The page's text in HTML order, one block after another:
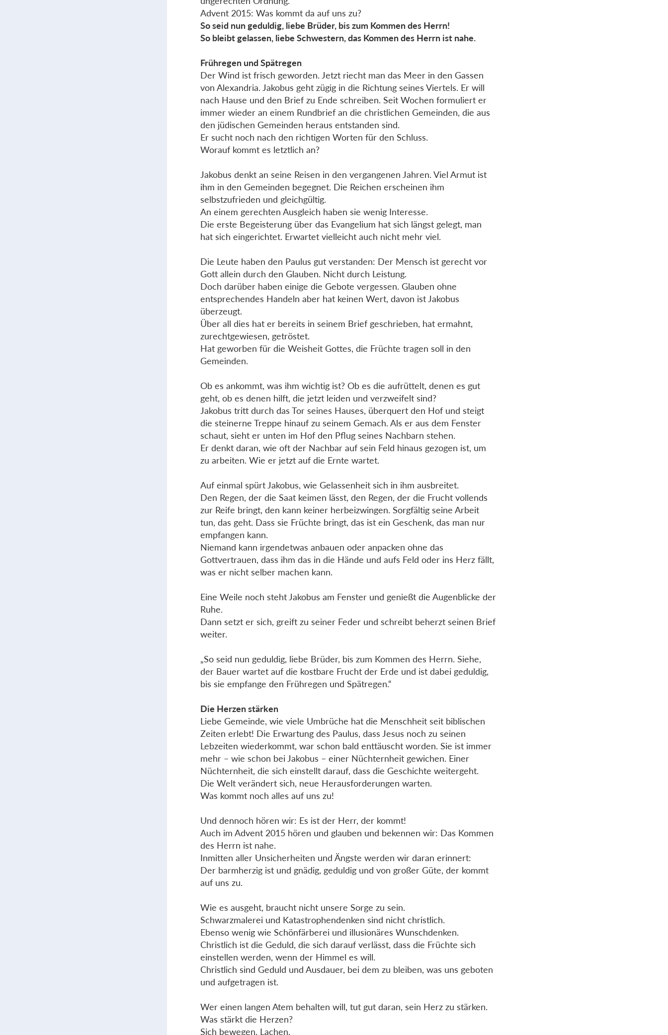
Advent 2015: Was kommt da auf uns zu?
So seid nun geduldig, liebe Brüder, bis zum Kommen des Herrn!
So bleibt gelassen, liebe Schwestern, das Kommen des Herrn ist nahe.
Frühregen und Spätregen
Der Wind ist frisch geworden. Jetzt riecht man das Meer in den Gassen
von Alexandria. Jakobus geht zügig in die Richtung seines Viertels. Er will
nach Hause und den Brief zu Ende schreiben. Seit Wochen formuliert er
immer wieder an einem Rundbrief an die christlichen Gemeinden, die aus
den jüdischen Gemeinden heraus entstanden sind.
Er sucht noch nach den richtigen Worten für den Schluss.
Worauf kommt es letztlich an?
Jakobus denkt an seine Reisen in den vergangenen Jahren. Viel Armut ist
ihm in den Gemeinden begegnet. Die Reichen erscheinen ihm
selbstzufrieden und gleichgültig.
An einem gerechten Ausgleich haben sie wenig Interesse.
Die erste Begeisterung über das Evangelium hat sich längst gelegt, man
hat sich eingerichtet. Erwartet vielleicht auch nicht mehr viel.
Die Leute haben den Paulus gut verstanden: Der Mensch ist gerecht vor
Gott allein durch den Glauben. Nicht durch Leistung.
Doch darüber haben einige die Gebote vergessen. Glauben ohne
entsprechendes Handeln aber hat keinen Wert, davon ist Jakobus
überzeugt.
Über all dies hat er bereits in seinem Brief geschrieben, hat ermahnt,
zurechtgewiesen, getröstet.
Hat geworben für die Weisheit Gottes, die Früchte tragen soll in den
Gemeinden.
Ob es ankommt, was ihm wichtig ist? Ob es die aufrüttelt, denen es gut
geht, ob es denen hilft, die jetzt leiden und verzweifelt sind?
Jakobus tritt durch das Tor seines Hauses, überquert den Hof und steigt
die steinerne Treppe hinauf zu seinem Gemach. Als er aus dem Fenster
schaut, sieht er unten im Hof den Pflug seines Nachbarn stehen.
Er denkt daran, wie oft der Nachbar auf sein Feld hinaus gezogen ist, um
zu arbeiten. Wie er jetzt auf die Ernte wartet.
Auf einmal spürt Jakobus, wie Gelassenheit sich in ihm ausbreitet.
Den Regen, der die Saat keimen lässt, den Regen, der die Frucht vollends
zur Reife bringt, den kann keiner herbeizwingen. Sorgfältig seine Arbeit
tun, das geht. Dass sie Früchte bringt, das ist ein Geschenk, das man nur
empfangen kann.
Niemand kann irgendetwas anbauen oder anpacken ohne das
Gottvertrauen, dass ihm das in die Hände und aufs Feld oder ins Herz fällt,
was er nicht selber machen kann.
Eine Weile noch steht Jakobus am Fenster und genießt die Augenblicke der
Ruhe.
Dann setzt er sich, greift zu seiner Feder und schreibt beherzt seinen Brief
weiter.
„So seid nun geduldig, liebe Brüder, bis zum Kommen des Herrn. Siehe,
der Bauer wartet auf die kostbare Frucht der Erde und ist dabei geduldig,
bis sie empfange den Frühregen und Spätregen.“
Die Herzen stärken
Liebe Gemeinde, wie viele Umbrüche hat die Menschheit seit biblischen
Zeiten erlebt! Die Erwartung des Paulus, dass Jesus noch zu seinen
Lebzeiten wiederkommt, war schon bald enttäuscht worden. Sie ist immer
mehr – wie schon bei Jakobus – einer Nüchternheit gewichen. Einer
Nüchternheit, die sich einstellt darauf, dass die Geschichte weitergeht.
Die Welt verändert sich, neue Herausforderungen warten.
Was kommt noch alles auf uns zu!
Und dennoch hören wir: Es ist der Herr, der kommt!
Auch im Advent 2015 hören und glauben und bekennen wir: Das Kommen
des Herrn ist nahe.
Inmitten aller Unsicherheiten und Ängste werden wir daran erinnert:
Der barmherzig ist und gnädig, geduldig und von großer Güte, der kommt
auf uns zu.
Wie es ausgeht, braucht nicht unsere Sorge zu sein.
Schwarzmalerei und Katastrophendenken sind nicht christlich.
Ebenso wenig wie Schönfärberei und illusionäres Wunschdenken.
Christlich ist die Geduld, die sich darauf verlässt, dass die Früchte sich
einstellen werden, wenn der Himmel es will.
Christlich sind Geduld und Ausdauer, bei dem zu bleiben, was uns geboten
und aufgetragen ist.
Wer einen langen Atem behalten will, tut gut daran, sein Herz zu stärken.
Was stärkt die Herzen?
Sich bewegen. Lachen.